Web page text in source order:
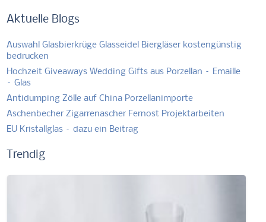
Aktuelle Blogs
Auswahl Glasbierkrüge Glasseidel Biergläser kostengünstig
bedrucken
Hochzeit Giveaways Wedding Gifts aus Porzellan – Emaille
– Glas
Antidumping Zölle auf China Porzellanimporte
Aschenbecher Zigarrenascher Fernost Projektarbeiten
EU Kristallglas – dazu ein Beitrag
Trendig